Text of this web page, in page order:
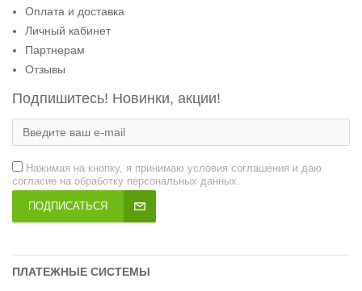
Оплата и доставка
Личный кабинет
Партнерам
Отзывы
Подпишитесь! Новинки, акции!
Нажимая на кнопку, я принимаю условия соглашения и даю
согласие на обработку персональных данных.
ПОДПИСАТЬСЯ
ПЛАТЕЖНЫЕ СИСТЕМЫ